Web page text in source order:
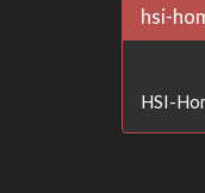
hsi-
HSI-